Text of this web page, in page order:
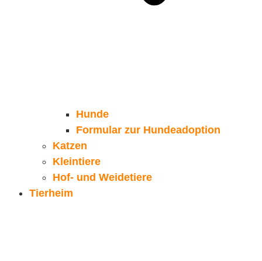
Hunde
Formular zur Hundeadoption
Katzen
Kleintiere
Hof- und Weidetiere
Tierheim